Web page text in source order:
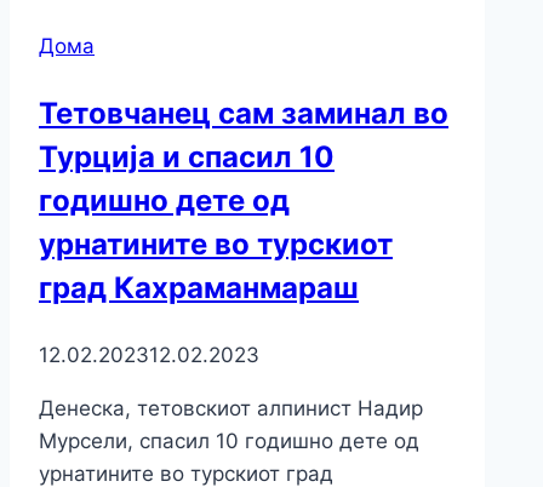
Дома
Тетовчанец сам заминал во
Турција и спасил 10
годишно дете од
урнатините во турскиот
град Кахраманмараш
12.02.202312.02.2023
Денеска, тетовскиот алпинист Надир
Мурсели, спасил 10 годишно дете од
урнатините во турскиот град